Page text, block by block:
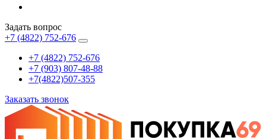
Задать вопрос
+7 (4822) 752-676
+7 (4822) 752-676
+7 (903) 807-48-88
+7(4822)507-355
Заказать звонок